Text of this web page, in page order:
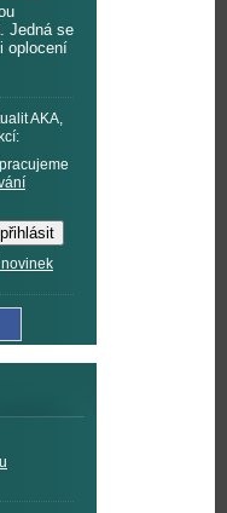
Jedná se
oplocení
AKA,